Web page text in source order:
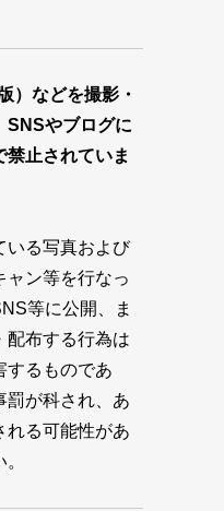
）などを撮影・
SNSやブログに
禁止されていま
いる写真および
ャン等を行なっ
等に公開、ま
配布する行為は
するものであ
罰が科され、あ
れる可能性があ